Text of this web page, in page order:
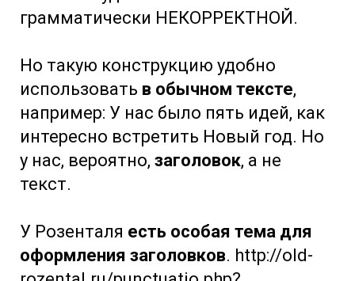
грамматически НЕКОРРЕКТНОЙ.
Но такую конструкцию удобно
использовать в обычном тексте,
например: У нас было пять идей, как
интересно встретить Новый год. Но
у нас, вероятно, заголовок, а не
текст.
У Розенталя есть особая тема для
оформления заголовков. http://old-